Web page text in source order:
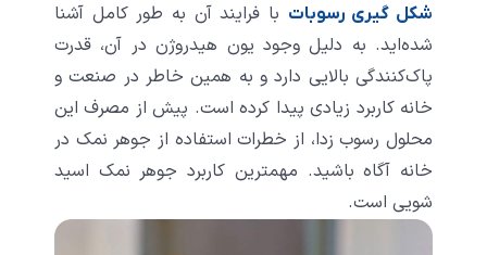
شکل گیری رسوبات با فرایند آن به طور کامل آشنا
شده‌اید. به دلیل وجود یون هیدروژن در آن، قدرت
پاک‌کنندگی بالایی دارد و به همین خاطر در صنعت و
خانه کاربرد زیادی پیدا کرده است. پیش از مصرف این
محلول رسوب زدا، از خطرات استفاده از جوهر نمک در
خانه آگاه باشید. مهمترین کاربرد جوهر نمک اسید
شویی است.